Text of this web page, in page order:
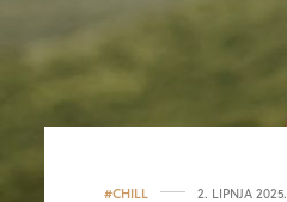
#CHILL 2. LIPNJA 2025.